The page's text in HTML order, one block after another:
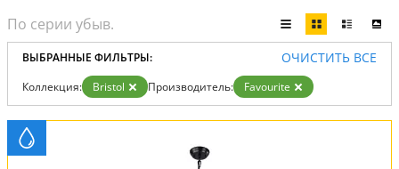
ВЫБРАННЫЕ ФИЛЬТРЫ: ОЧИСТИТЬ ВСЕ
Коллекция: Bristol Производитель: Favourite